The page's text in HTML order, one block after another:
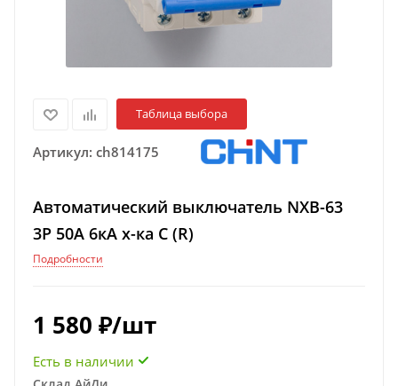
Таблица выбора
Артикул: ch814175
Автоматический выключатель NXB-63
3P 50A 6кА х-ка C (R)
Подробности
1 580 ₽/шт
Есть в наличии